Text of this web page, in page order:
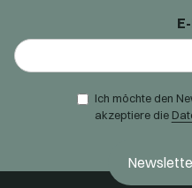
Ich möchte den
akzeptiere die